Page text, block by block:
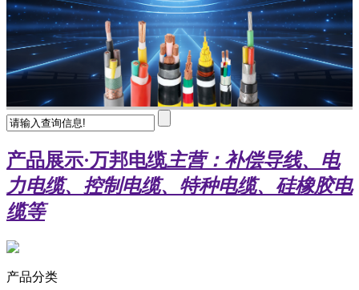
产品展示·万邦电缆主营：补偿导线、电
力电缆、控制电缆、特种电缆、硅橡胶电
缆等
产品分类